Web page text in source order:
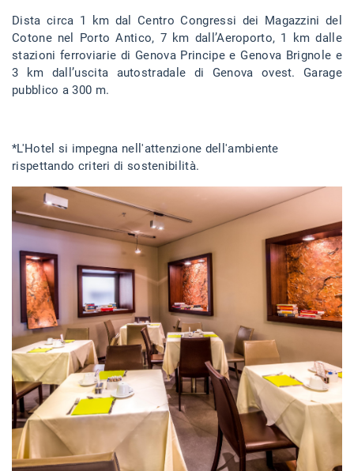
Dista circa 1 km dal Centro Congressi dei Magazzini del
Cotone nel Porto Antico, 7 km dall’Aeroporto, 1 km dalle
stazioni ferroviarie di Genova Principe e Genova Brignole e
3 km dall’uscita autostradale di Genova ovest. Garage
pubblico a 300 m.
*L'Hotel si impegna nell'attenzione dell'ambiente
rispettando criteri di sostenibilità.